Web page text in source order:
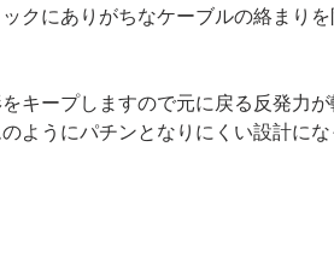
クにありがちなケーブルの絡まり
キープしますので元に戻る反発力
ようにパチンとなりにくい設計にな